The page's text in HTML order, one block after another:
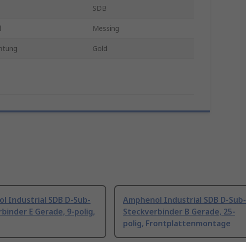
SDB
Messing
Gold
Industrial SDB D-Sub-
E Gerade, 9-polig,
Amphenol Industrial SDB D-Sub-
Steckverbinder B Gerade, 25-
polig, Frontplattenmontage